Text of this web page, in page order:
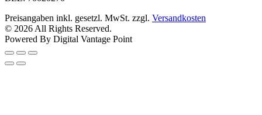
Preisangaben inkl. gesetzl. MwSt. zzgl. Versandkosten
© 2026 All Rights Reserved.
Powered By Digital Vantage Point